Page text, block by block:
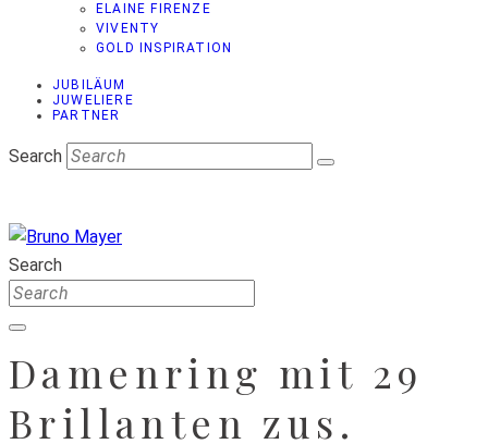
ELAINE FIRENZE
VIVENTY
GOLD INSPIRATION
JUBILÄUM
JUWELIERE
PARTNER
Search
Search
Damenring mit 29
Brillanten zus.